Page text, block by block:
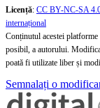
Licență: CC BY-NC-SA
internațional
Conținutul acestei
posibil, a autorului.
poată fi utilizate liber și
Semnalați o